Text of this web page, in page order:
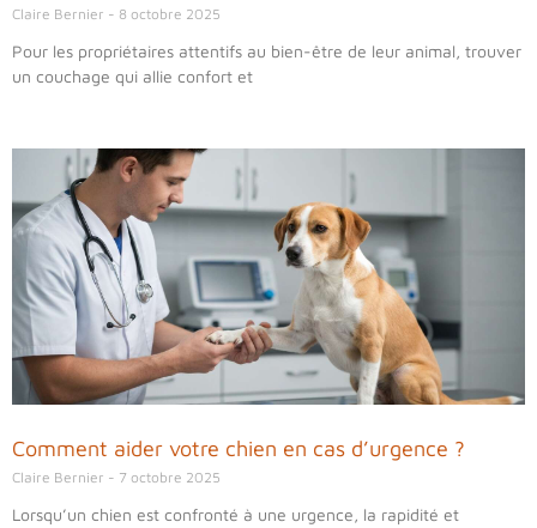
Claire Bernier 8 octobre 2025
Pour les propriétaires attentifs au bien-être de leur animal, trouver
un couchage qui allie confort et
Comment aider votre chien en cas d’urgence ?
Claire Bernier 7 octobre 2025
Lorsqu’un chien est confronté à une urgence, la rapidité et